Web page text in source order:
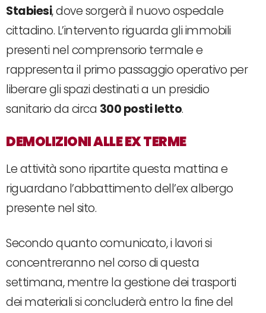
Stabiesi, dove sorgerà il nuovo ospedale
cittadino. L’intervento riguarda gli immobili
presenti nel comprensorio termale e
rappresenta il primo passaggio operativo per
liberare gli spazi destinati a un presidio
sanitario da circa 300 posti letto.
DEMOLIZIONI ALLE EX TERME
Le attività sono ripartite questa mattina e
riguardano l’abbattimento dell’ex albergo
presente nel sito.
Secondo quanto comunicato, i lavori si
concentreranno nel corso di questa
settimana, mentre la gestione dei trasporti
dei materiali si concluderà entro la fine del